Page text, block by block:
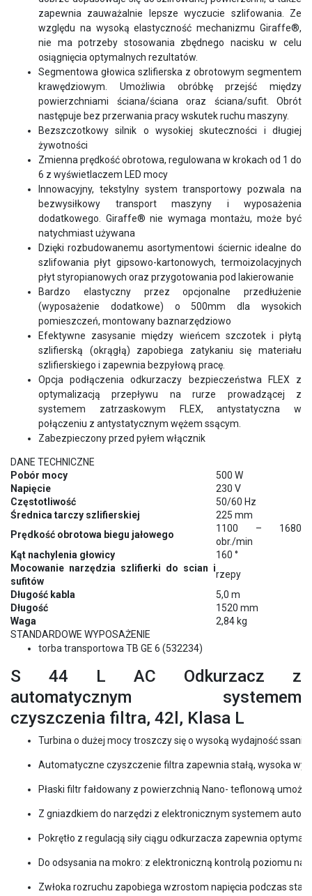
zapewnia zauważalnie lepsze wyczucie szlifowania. Ze
względu na wysoką elastyczność mechanizmu Giraffe®,
nie ma potrzeby stosowania zbędnego nacisku w celu
osiągnięcia optymalnych rezultatów.
Segmentowa głowica szlifierska z obrotowym segmentem
krawędziowym. Umożliwia obróbkę przejść między
powierzchniami ściana/ściana oraz ściana/sufit. Obrót
następuje bez przerwania pracy wskutek ruchu maszyny.
Bezszczotkowy silnik o wysokiej skuteczności i długiej
żywotności
Zmienna prędkość obrotowa, regulowana w krokach od 1 do
6 z wyświetlaczem LED mocy
Innowacyjny, tekstylny system transportowy pozwala na
bezwysiłkowy transport maszyny i wyposażenia
dodatkowego. Giraffe® nie wymaga montażu, może być
natychmiast używana
Dzięki rozbudowanemu asortymentowi ściernic idealne do
szlifowania płyt gipsowo-kartonowych, termoizolacyjnych
płyt styropianowych oraz przygotowania pod lakierowanie
Bardzo elastyczny przez opcjonalne przedłużenie
(wyposażenie dodatkowe) o 500mm dla wysokich
pomieszczeń, montowany baznarzędziowo
Efektywne zasysanie między wieńcem szczotek i płytą
szlifierską (okrągłą) zapobiega zatykaniu się materiału
szlifierskiego i zapewnia bezpyłową pracę.
Opcja podłączenia odkurzaczy bezpieczeństwa FLEX z
optymalizacją przepływu na rurze prowadzącej z
systemem zatrzaskowym FLEX, antystatyczna w
połączeniu z antystatycznym wężem ssącym.
Zabezpieczony przed pyłem włącznik
DANE TECHNICZNE
Pobór mocy
500 W
Napięcie
230 V
Częstotliwość
50/60 Hz
Średnica tarczy szlifierskiej
225 mm
Prędkość obrotowa biegu jałowego
1100 – 1680
obr./min
Kąt nachylenia głowicy
160 °
Mocowanie narzędzia szlifierki do scian i
sufitów
rzepy
Długość kabla
5,0 m
Długość
1520 mm
Waga
2,84 kg
STANDARDOWE WYPOSAŻENIE
torba transportowa TB GE 6 (532234)
S 44 L AC Odkurzacz z
automatycznym systemem
czyszczenia filtra, 42l, Klasa L
Turbina o dużej mocy troszczy się o wysoką wydajność
Automatyczne czyszczenie filtra zapewnia stałą, wysoka
Płaski filtr fałdowany z powierzchnią Nano- teflonową
Z gniazdkiem do narzędzi z elektronicznym systemem
Pokrętło z regulacją siły ciągu odkurzacza zapewnia
Do odsysania na mokro: z elektroniczną kontrolą poziomu
Zwłoka rozruchu zapobiega wzrostom napięcia podczas